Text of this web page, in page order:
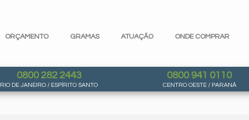
ORÇAMENTO GRAMAS ATUAÇÃO ONDE COMPRAR
0800 282 2443
RIO DE JANEIRO / ESPÍRITO SANTO
0800 941 0110
CENTRO OESTE / PARANÁ